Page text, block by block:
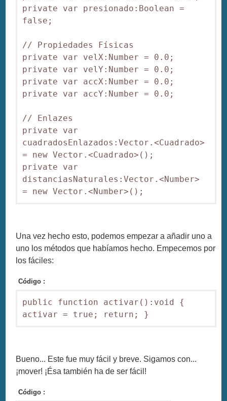
private var presionado:Boolean =
false;
// Propiedades Físicas
private var velX:Number = 0.0;
private var velY:Number = 0.0;
private var accX:Number = 0.0;
private var accY:Number = 0.0;
// Enlazes
private var
cuadradosEnlazados:Vector.<Cuadrado>
= new Vector.<Cuadrado>();
private var
distanciasNaturales:Vector.<Number>
Una vez hecho esto, podemos empezar a añadir uno a
uno los métodos que habíamos hecho. Empecemos por
los fáciles:
Código :
public function activar():void {
Bueno... Este fue muy fácil y breve. Sigamos con...
¡mover! ¡Ésa también ha de ser fácil!
Código :